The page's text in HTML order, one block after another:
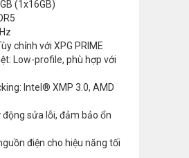
(1x16GB)
chỉnh với XPG PRIME
Low-profile, phù hợp với
Intel® XMP 3.0, AMD
động sửa lỗi, đảm bảo ổn
điện cho hiệu năng tối